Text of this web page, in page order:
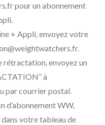
pour un abonnement
+ Appli, envoyez votre
envoyez un
à
par courrier postal.
d’abonnement WW,
votre tableau de